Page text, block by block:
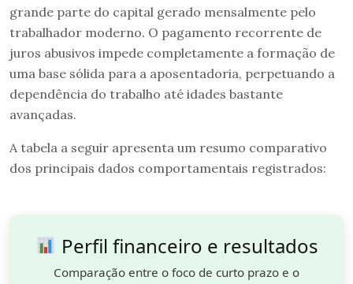
grande parte do capital gerado mensalmente pelo
trabalhador moderno. O pagamento recorrente de
juros abusivos impede completamente a formação de
uma base sólida para a aposentadoria, perpetuando a
dependência do trabalho até idades bastante
avançadas.
A tabela a seguir apresenta um resumo comparativo
dos principais dados comportamentais registrados:
Perfil financeiro e resultados
Comparação entre o foco de curto prazo e o